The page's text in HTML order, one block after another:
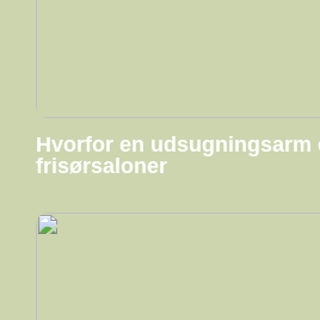
Hvorfor en udsugningsarm
frisørsaloner